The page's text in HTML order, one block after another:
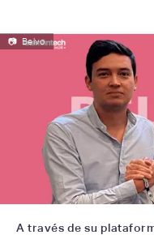
📷 Belvo
A través de su